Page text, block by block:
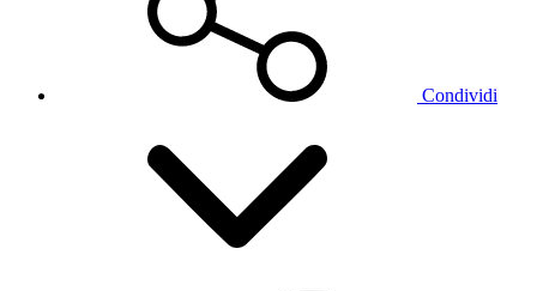
Condividi